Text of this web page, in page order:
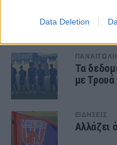
Data Deletion
Τα
με
ΕΙΔΗΣΕΙΣ
Αλλάζει